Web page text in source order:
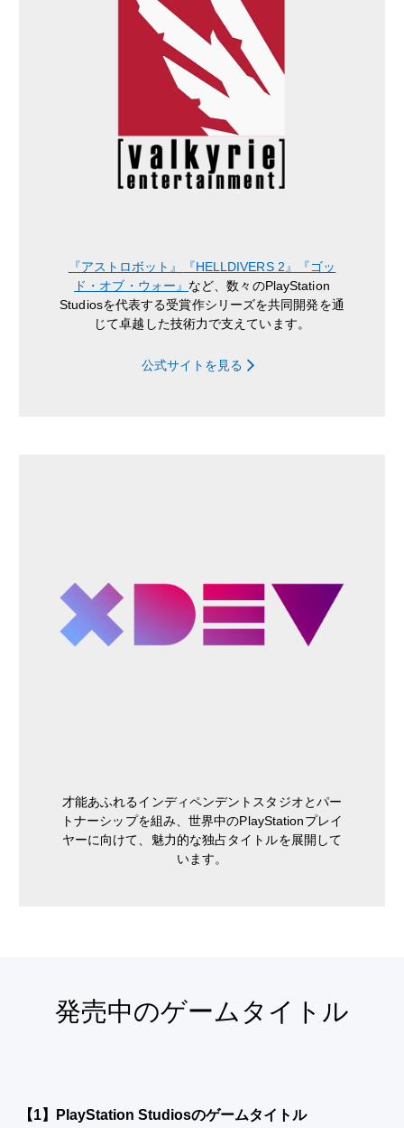
『アストロボット』 『HELLDIVERS 2』
『ゴッ
ド・オブ・ウォー』 など、数々のPlayStation
Studiosを代表する受賞作シリーズを共同開発を通
じて卓越した技術力で支えています。
公式サイトを見る
才能あふれるインディペンデントスタジオとパー
トナーシップを組み、世界中のPlayStationプレイ
ヤーに向けて、魅力的な独占タイトルを展開して
います。
発売中のゲームタイトル
【1】PlayStation Studiosのゲームタイトル